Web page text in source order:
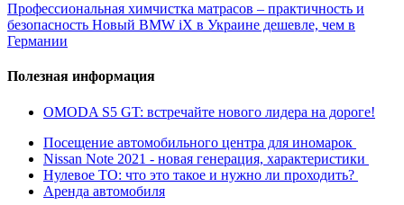
Профессиональная химчистка матрасов – практичность и
безопасность Новый BMW iX в Украине дешевле, чем в
Германии
Полезная информация
OMODA S5 GT: встречайте нового лидера на дороге!
Посещение автомобильного центра для иномарок
Nissan Note 2021 - новая генерация, характеристики
Нулевое ТО: что это такое и нужно ли проходить?
Аренда автомобиля